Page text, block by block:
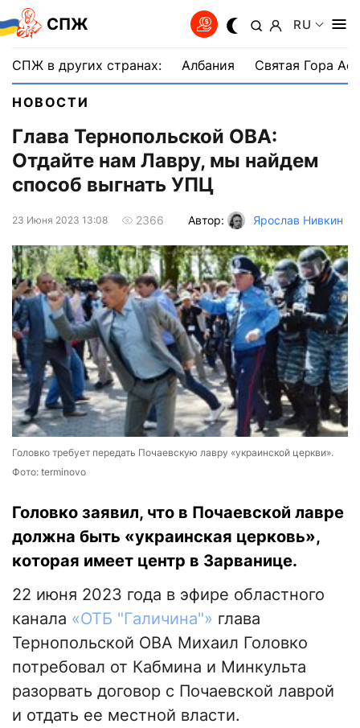
СПЖ RU
СПЖ в других странах: Албания Святая Гора
НОВОСТИ
Глава Тернопольской ОВА:
Отдайте нам Лавру, мы найдем
способ выгнать УПЦ
23 Июня 2023 13:08 2366 Автор: Ярослав Нивкин
Головко требует передать Почаевскую лавру «украинской церкви».
Фото: terminovo
Головко заявил, что в Почаевской лавре
должна быть «украинская церковь»,
которая имеет центр в Зарванице.
22 июня 2023 года в эфире областного
канала «ОТБ "Галичина"» глава
Тернопольской ОВА Михаил Головко
потребовал от Кабмина и Минкульта
разорвать договор с Почаевской лаврой
и отдать ее местной власти.